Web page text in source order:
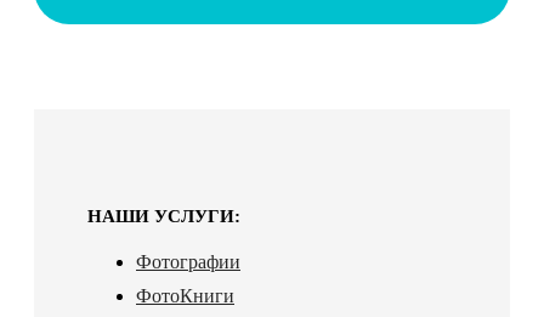
НАШИ УСЛУГИ:
Фотографии
ФотоКниги